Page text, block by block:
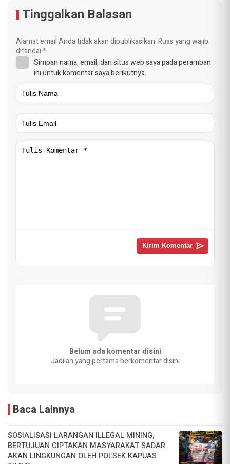
Tinggalkan Balasan
Alamat email Anda tidak akan dipublikasikan.Ruas yang wajib
ditandai*
Simpan nama, email, dan situs web saya pada peramban
ini untuk komentar saya berikutnya.
Belum ada komentar disini
Jadilah yang pertama berkomentar disini
Baca Lainnya
SOSIALISASI LARANGAN ILLEGAL MINING,
BERTUJUAN CIPTAKAN MASYARAKAT SADAR
AKAN LINGKUNGAN OLEH POLSEK KAPUAS